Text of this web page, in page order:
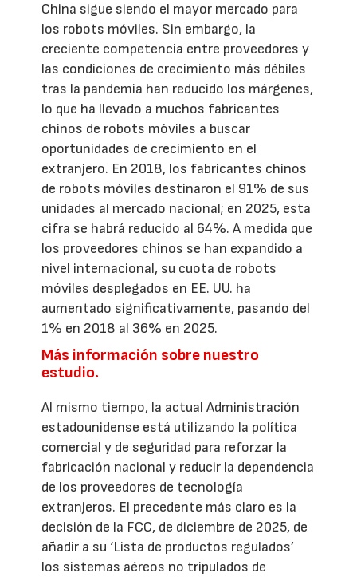
China sigue siendo el mayor mercado para
los robots móviles. Sin embargo, la
creciente competencia entre proveedores y
las condiciones de crecimiento más débiles
tras la pandemia han reducido los márgenes,
lo que ha llevado a muchos fabricantes
chinos de robots móviles a buscar
oportunidades de crecimiento en el
extranjero. En 2018, los fabricantes chinos
de robots móviles destinaron el 91% de sus
unidades al mercado nacional; en 2025, esta
cifra se habrá reducido al 64%. A medida que
los proveedores chinos se han expandido a
nivel internacional, su cuota de robots
móviles desplegados en EE. UU. ha
aumentado significativamente, pasando del
1% en 2018 al 36% en 2025.
Más información sobre nuestro
estudio.
Al mismo tiempo, la actual Administración
estadounidense está utilizando la política
comercial y de seguridad para reforzar la
fabricación nacional y reducir la dependencia
de los proveedores de tecnología
extranjeros. El precedente más claro es la
decisión de la FCC, de diciembre de 2025, de
añadir a su ‘Lista de productos regulados’
los sistemas aéreos no tripulados de